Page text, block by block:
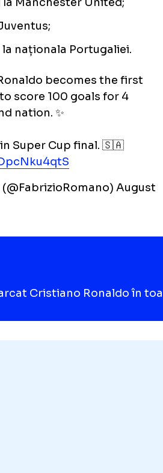
la naționala Portugaliei.
becomes the first
score 100 goals for 4
nation. ✨
Super Cup final. 🇸🇦
August
Cristiano Ronaldo în